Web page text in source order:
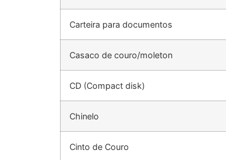
Carteira para documentos
Casaco de couro/moleton
CD (Compact disk)
Chinelo
Cinto de Couro